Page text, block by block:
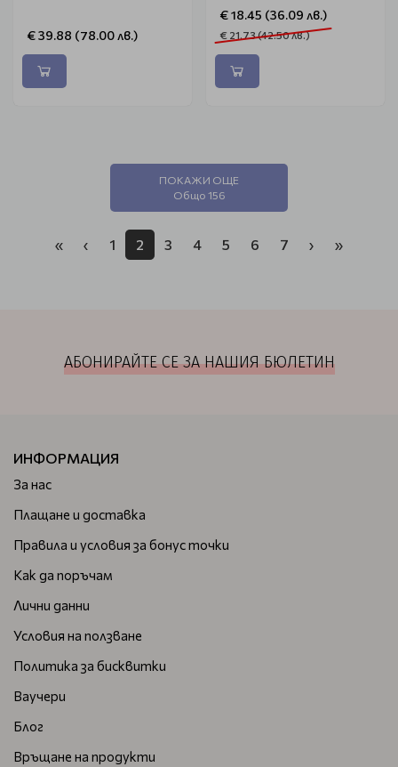
€ 39.88 (78.00 лв.)
€ 18.45 (36.09 лв.)
€ 21.73 (42.50 лв.)
ПОКАЖИ ОЩЕ
Общо 156
« ‹ 1 2 3 4 5 6 7 › »
АБОНИРАЙТЕ СЕ ЗА НАШИЯ БЮЛЕТИН
ИНФОРМАЦИЯ
За нас
Плащане и доставка
Правила и условия за бонус точки
Как да поръчам
Лични данни
Условия на ползване
Политика за бисквитки
Ваучери
Блог
Връщане на продукти